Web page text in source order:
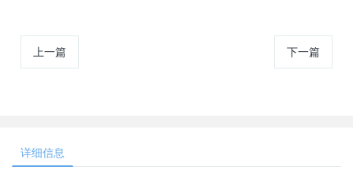
上一篇 下一篇
详细信息